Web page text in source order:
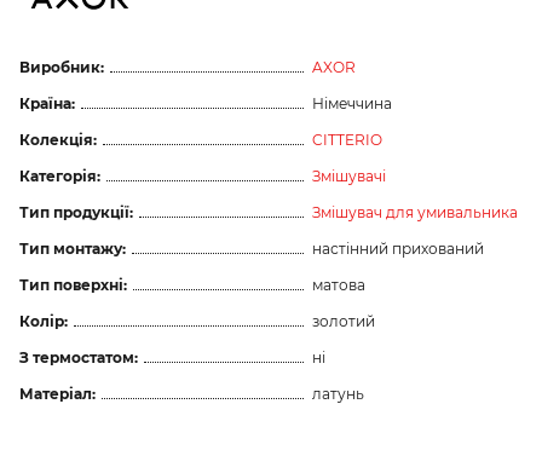
Виробник:
AXOR
Країна:
Німеччина
Колекція:
CITTERIO
Категорія:
Змішувачі
Тип продукції:
Змішувач для умивальника
Тип монтажу:
настінний прихований
Тип поверхні:
матова
Колір:
золотий
З термостатом:
ні
Матеріал:
латунь